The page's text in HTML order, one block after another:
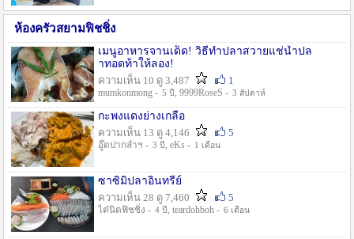
ห้องครัวสยามฟิชชิ่ง
เมนูอาหารจานเด็ด! วิธีทำปลาสวายแช่น้ำปล
าทอดท้าให้ลอง!
ความเห็น 10 ดู 3,487
1
mumkonmong - 5 ปี , 9999RoseS - 3 สัปดาห์
กะพงแดงย่างเกลือ
ความเห็น 13 ดู 4,146
5
อู๊ดปากลำฯ - 3 ปี , eKs - 1 เดือน
ซาซิมิปลาอินทรีย์
ความเห็น 28 ดู 7,460
5
ไต๋นิตฟิชชิ่ง - 4 ปี , teardohboh - 6 เดือน